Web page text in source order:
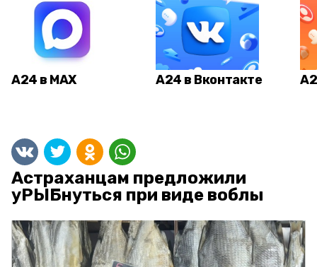
А24 в MAX А24 в Вконтакте
Астраханцам предложили
уРЫБнуться при виде воблы